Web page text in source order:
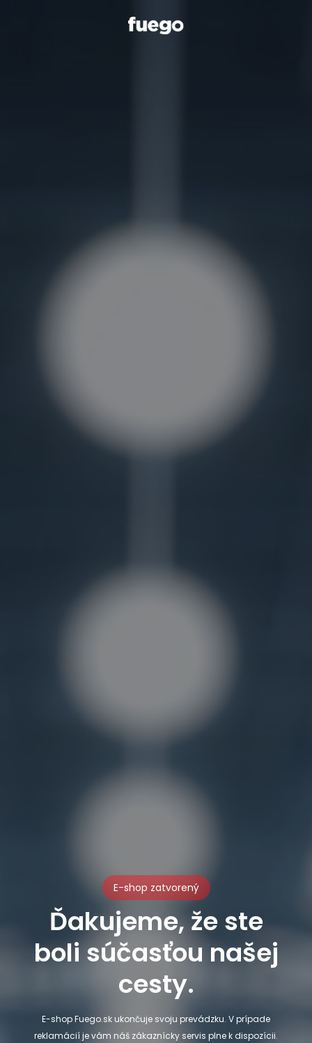
E-shop zatvorený
Ďakujeme, že ste
boli súčasťou našej
cesty.
E-shop Fuego.sk ukončuje svoju prevádzku. V prípade
reklamácií je vám náš zákaznícky servis plne k dispozícii.